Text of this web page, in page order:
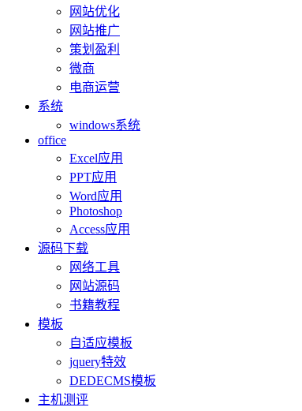
网站优化
网站推广
策划盈利
微商
电商运营
系统
windows系统
office
Excel应用
PPT应用
Word应用
Photoshop
Access应用
源码下载
网络工具
网站源码
书籍教程
模板
自适应模板
jquery特效
DEDECMS模板
主机测评